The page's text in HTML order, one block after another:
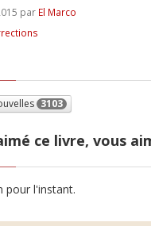
par El Marco
3103
ce livre, vous
pour l'instant.